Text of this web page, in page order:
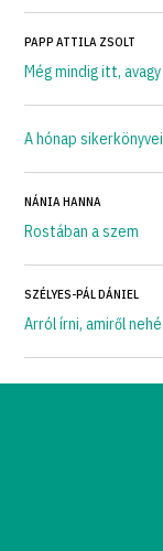
PAPP ATTILA ZSOLT
Még mindig itt,
A hónap
NÁNIA HANNA
Rostában a szem
SZÉLYES-PÁL DÁNIEL
Arról írni, amiről